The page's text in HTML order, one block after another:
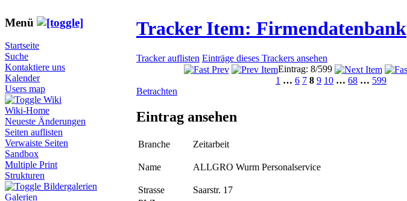
Menü
Startseite
Suche
Kontaktiere uns
Kalender
Users map
Wiki
Wiki-Home
Neueste Änderungen
Seiten auflisten
Verwaiste Seiten
Sandbox
Multiple Print
Strukturen
Bildergalerien
Galerien
Tracker Item: Firmendatenbank
Tracker auflisten Einträge dieses Trackers ansehen
Eintrag: 8/599
1 … 6 7 8 9 10 … 68 … 599
Betrachten
Eintrag ansehen
Branche Zeitarbeit
Name ALLGRO Wurm Personalservice
Strasse
Saarstr. 17